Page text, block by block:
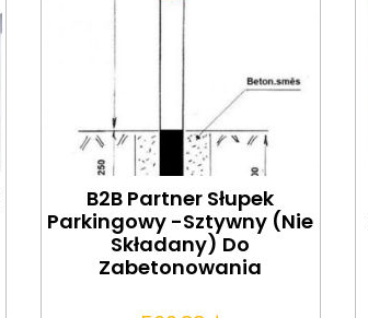
B2B Partner Słupek
Parkingowy -Sztywny (Nie
Składany) Do
Zabetonowania